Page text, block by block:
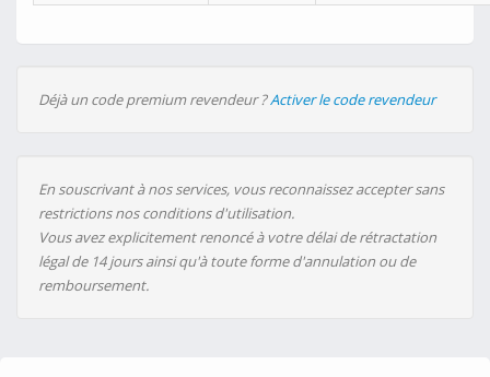
Déjà un code premium revendeur ?Activer le code revendeur
En souscrivant à nos services, vous reconnaissez accepter sans
restrictions nos conditions d'utilisation.
Vous avez explicitement renoncé à votre délai de rétractation
légal de 14 jours ainsi qu'à toute forme d'annulation ou de
remboursement.